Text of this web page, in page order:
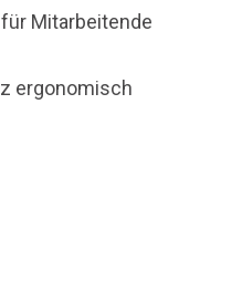
Mitarbeitende
ergonomisch